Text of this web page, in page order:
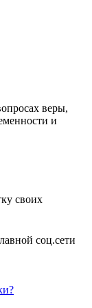
веры,
и
своих
соц.сети